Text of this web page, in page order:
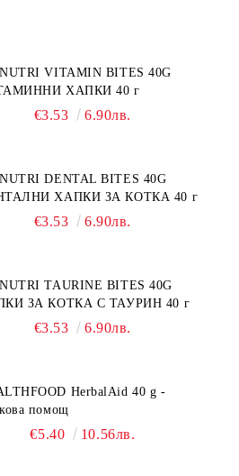
НА КОЗИНА".
КЪМ НЯКОИ
И ХРАНИ
VITAMIN BITES 40G
ХАПКИ 40 г
€3.53 6.90лв.
DENTAL BITES 40G
ХАПКИ ЗА КОТКА 40 г
€3.53 6.90лв.
TAURINE BITES 40G
ЗА КОТКА С ТАУРИН 40 г
€3.53 6.90лв.
HerbalAid 40 g -
помощ
€5.40 10.56лв.